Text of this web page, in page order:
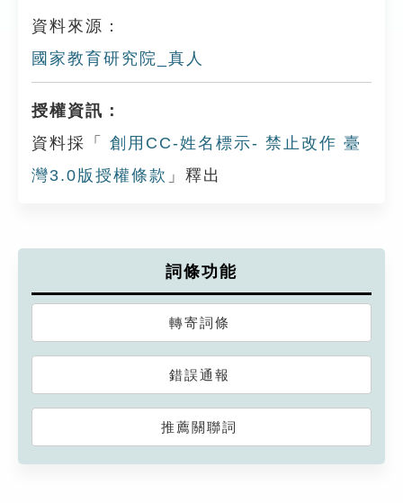
資料來源：
國家教育研究院_真人
授權資訊：
資料採「
創用CC-姓名標示- 禁止改作 臺
灣3.0版授權條款 」釋出
詞條功能
轉寄詞條
錯誤通報
推薦關聯詞